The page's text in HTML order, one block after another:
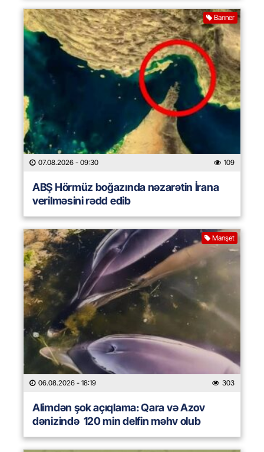
Banner
07.08.2026 - 09:30 109
ABŞ Hörmüz boğazında nəzarətin İrana
verilməsini rədd edib
Manşet
06.08.2026 - 18:19 303
Alimdən şok açıqlama: Qara və Azov
dənizində 120 min delfin məhv olub